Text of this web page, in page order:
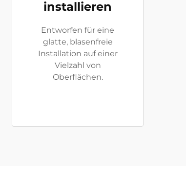
installieren
Entworfen für eine
glatte, blasenfreie
Installation auf einer
Vielzahl von
Oberflächen.